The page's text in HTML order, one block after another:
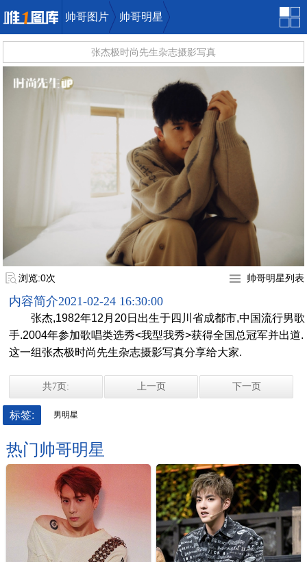
唯一图库
帅哥图片 帅哥明星
张杰极时尚先生杂志摄影写真
浏览:0次 帅哥明星列表
内容简介2021-02-24 16:30:00
张杰,1982年12月20日出生于四川省成都市,中国流行男歌
手.2004年参加歌唱类选秀<我型我秀>获得全国总冠军并出道.
这一组张杰极时尚先生杂志摄影写真分享给大家.
共7页: 上一页 下一页
标签: 男明星
热门帅哥明星